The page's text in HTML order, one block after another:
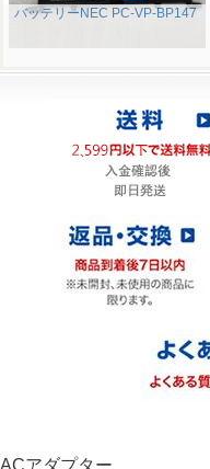
バッテリーNEC PC-VP-BP147